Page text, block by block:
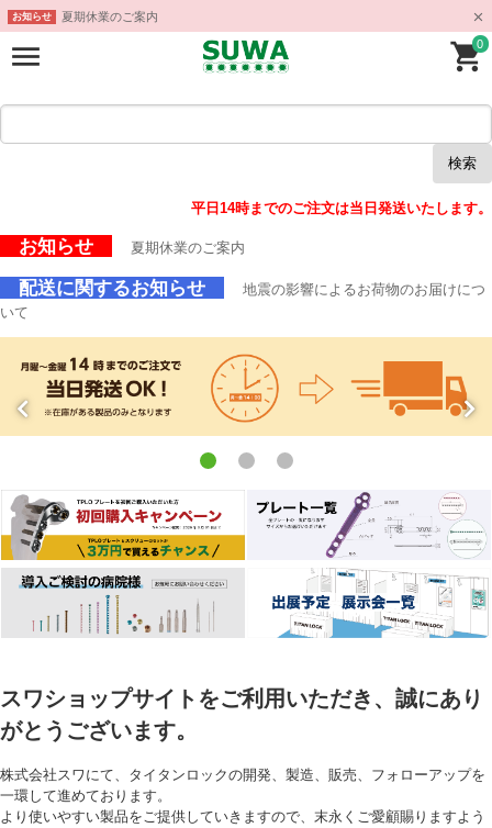
お知らせ 夏期休業のご案内
0
検索
平日14時までのご注文は当日発送いたします。
お知らせ 夏期休業のご案内
配送に関するお知らせ
地震の影響によるお荷物のお届けにつ
いて
スワショップサイトをご利用いただき、誠にあり
がとうございます。
株式会社スワにて、タイタンロックの開発、製造、販売、フォローアップを
一環して進めております。
より使いやすい製品をご提供していきますので、末永くご愛顧賜りますよう